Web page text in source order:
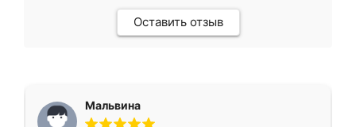
Оставить отзыв
Мальвина